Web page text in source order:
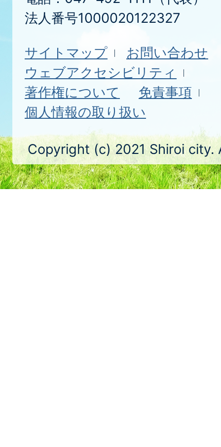
法人番号1000020122327
サイトマップ
お問い合わせ
ウェブアクセシビリティ
著作権について
免責事項
個人情報の取り扱い
Copyright (c) 2021 Shiroi city.